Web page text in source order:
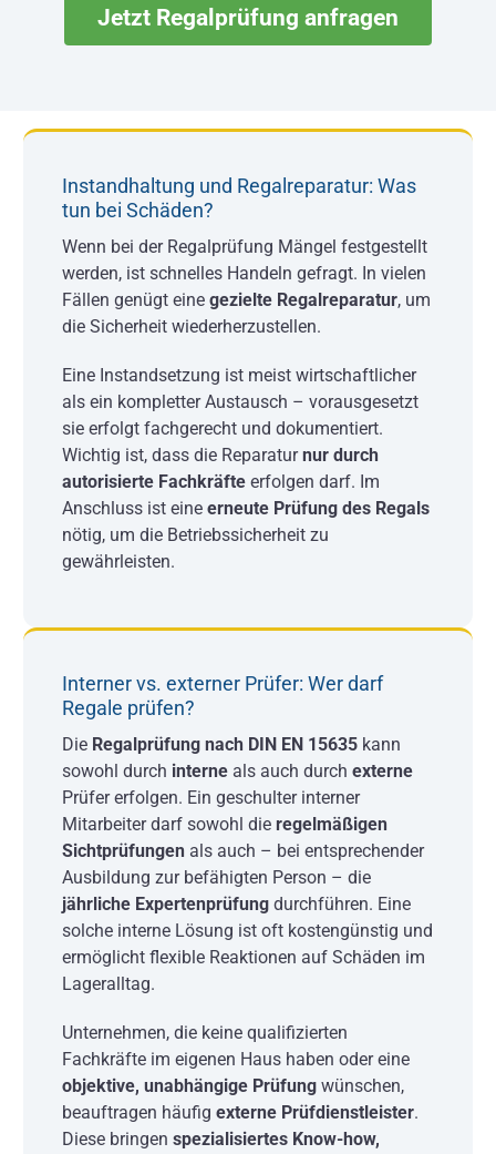
Jetzt Regalprüfung anfragen
Instandhaltung und Regalreparatur: Was
tun bei Schäden?
Wenn bei der Regalprüfung Mängel festgestellt
werden, ist schnelles Handeln gefragt. In vielen
Fällen genügt eine gezielte Regalreparatur, um
die Sicherheit wiederherzustellen.
Eine Instandsetzung ist meist wirtschaftlicher
als ein kompletter Austausch – vorausgesetzt
sie erfolgt fachgerecht und dokumentiert.
Wichtig ist, dass die Reparaturnur durch
autorisierte Fachkräfteerfolgen darf. Im
Anschluss ist eine erneute Prüfung des Regals
nötig, um die Betriebssicherheit zu
gewährleisten.
Interner vs. externer Prüfer: Wer darf
Regale prüfen?
DieRegalprüfung nach DIN EN 15635kann
sowohl durch interneals auch durch externe
Prüfer erfolgen. Ein geschulter interner
Mitarbeiter darf sowohl die regelmäßigen
Sichtprüfungenals auch – bei entsprechender
Ausbildung zur befähigten Person – die
jährliche Expertenprüfungdurchführen. Eine
solche interne Lösung ist oft kostengünstig und
ermöglicht flexible Reaktionen auf Schäden im
Lageralltag.
Unternehmen, die keine qualifizierten
Fachkräfte im eigenen Haus haben oder eine
objektive, unabhängige Prüfungwünschen,
beauftragen häufig externe Prüfdienstleister.
Diese bringen spezialisiertes Know-how,